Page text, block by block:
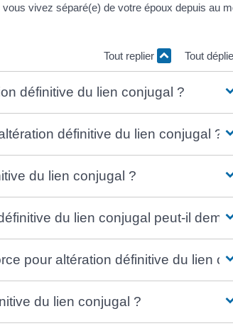
vivez séparé(e) de votre époux depuis au
Tout replier Tout
définitive du lien conjugal ?
définitive du lien conjugal ?
du lien conjugal ?
du lien conjugal peut-il
pour altération définitive du lien
du lien conjugal ?